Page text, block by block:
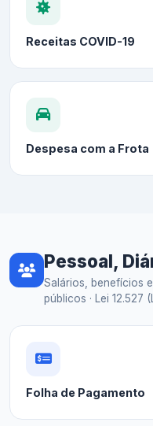
Receitas COVID-19
Despesa com a Frota
Pessoal,
Salários, benefícios
públicos · Lei 12.527
Folha de Pagamento